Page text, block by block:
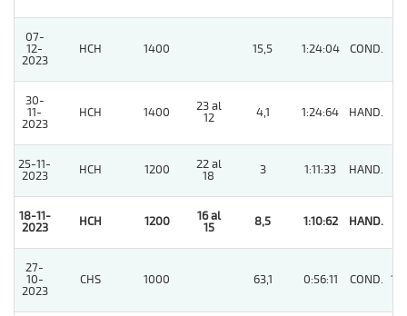
07-
12-
2023
HCH 1400 15,5 1:24:04 COND.
30-
11-
2023
HCH 1400
23 al
12
4,1 1:24:64 HAND.
25-11-
2023
HCH 1200
22 al
18
3 1:11:33 HAND.
18-11-
2023
HCH 1200
16 al
15
8,5 1:10:62 HAND.
27-
10-
2023
CHS 1000 63,1 0:56:11 COND. 14